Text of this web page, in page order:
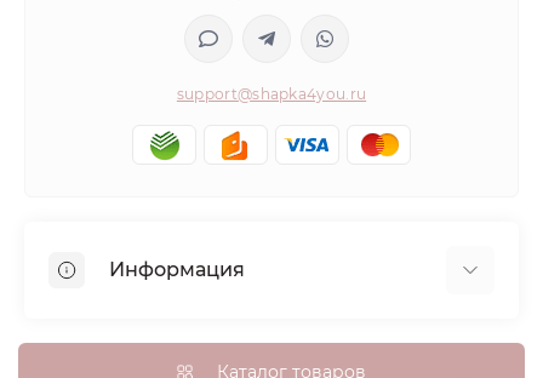
support@shapka4you.ru
Информация
Доставка, оплата и бонусные баллы
Каталог товаров